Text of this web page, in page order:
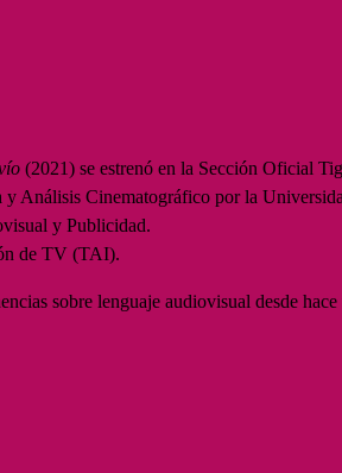
(2021) se estrenó en la Sección Oficial
Análisis Cinematográfico por la
y Publicidad.
de TV (TAI).
sobre lenguaje audiovisual desde